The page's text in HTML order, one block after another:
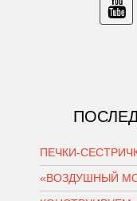
ПЕЧКИ-
«ВОЗДУШНЫЙ